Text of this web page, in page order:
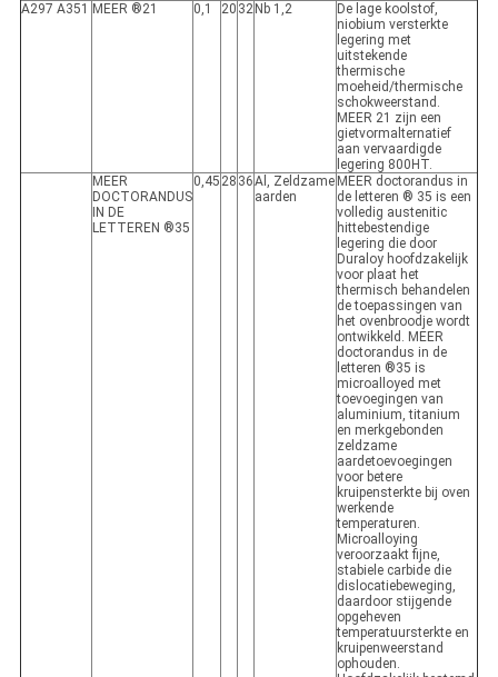
A297 A351 MEER ®21 0,1 20 32 Nb 1,2
De lage koolstof,
niobium versterkte
legering met
uitstekende
thermische
moeheid/thermische
schokweerstand.
MEER 21 zijn een
gietvormalternatief
aan vervaardigde
legering 800HT.
MEER
DOCTORANDUS
IN DE
LETTEREN ®35
0,45 28 36Al, Zeldzame
aarden
MEER doctorandus in
de letteren ® 35 is een
volledig austenitic
hittebestendige
legering die door
Duraloy hoofdzakelijk
voor plaat het
thermisch behandelen
de toepassingen van
het ovenbroodje wordt
ontwikkeld. MEER
doctorandus in de
letteren ®35 is
microalloyed met
toevoegingen van
aluminium, titanium
en merkgebonden
zeldzame
aardetoevoegingen
voor betere
kruipensterkte bij oven
werkende
temperaturen.
Microalloying
veroorzaakt fijne,
stabiele carbide die
dislocatiebeweging,
daardoor stijgende
opgeheven
temperatuursterkte en
kruipenweerstand
ophouden.